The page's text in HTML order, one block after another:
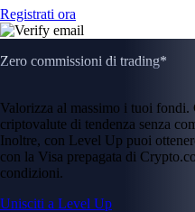
Registrati ora
Zero commissioni di trading*
Valorizza al massimo i tuoi
criptovalute di tendenza senza
Inoltre, con Level Up puoi
con la Visa prepagata di
condizioni.
Unisciti a Level Up